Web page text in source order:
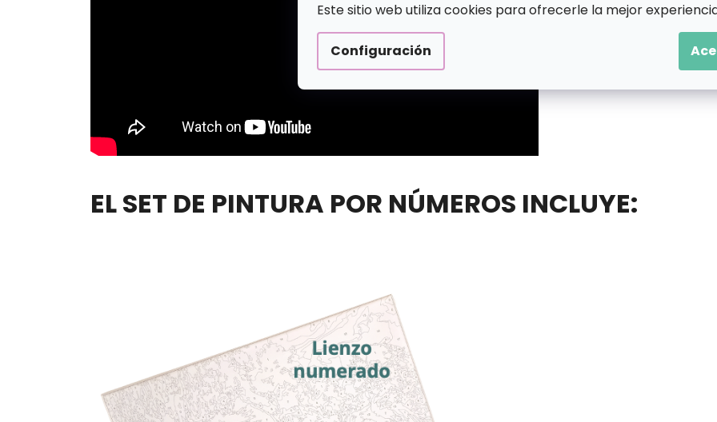
Este sitio web utiliza cookies para ofrecerle la mejor
Configuración
EL SET DE PINTURA POR NÚMEROS INCLUYE: